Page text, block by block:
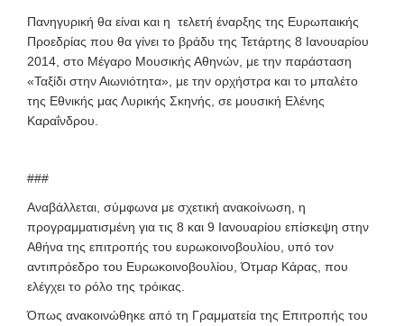
Πανηγυρική θα είναι και η τελετή έναρξης της Ευρωπαικής
Προεδρίας που θα γίνει το βράδυ της Τετάρτης 8 Ιανουαρίου
2014, στο Μέγαρο Μουσικής Αθηνών, με την παράσταση
«Ταξίδι στην Αιωνιότητα», με την ορχήστρα και το μπαλέτο
της Εθνικής μας Λυρικής Σκηνής, σε μουσική Ελένης
Καραΐνδρου.
###
Αναβάλλεται, σύμφωνα με σχετική ανακοίνωση, η
προγραμματισμένη για τις 8 και 9 Ιανουαρίου επίσκεψη στην
Αθήνα της επιτροπής του ευρωκοινοβουλίου, υπό τον
αντιπρόεδρο του Ευρωκοινοβουλίου, Ότμαρ Κάρας, που
ελέγχει το ρόλο της τρόικας.
Όπως ανακοινώθηκε από τη Γραμματεία της Επιτροπής του